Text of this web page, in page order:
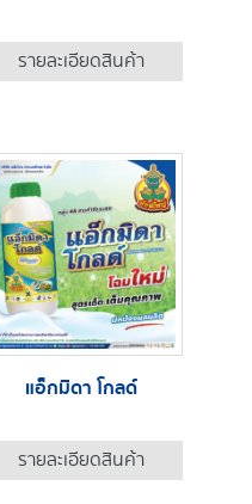
รายละเอียดสินค้า
แอ็กมิดา โกลด์
รายละเอียดสินค้า